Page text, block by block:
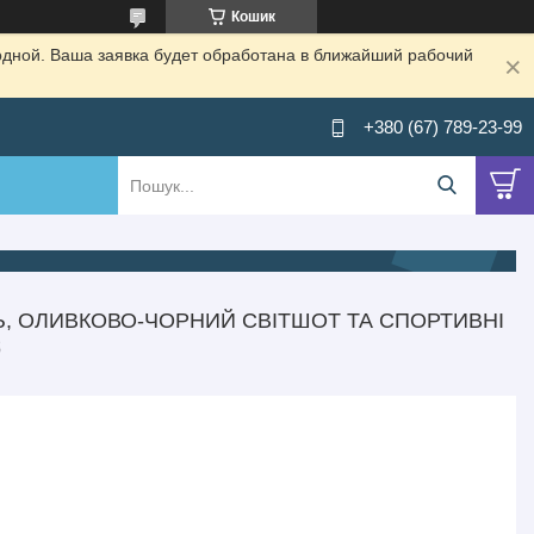
Кошик
Ваша заявка будет обработана в ближайший рабочий
+380 (67) 789-23-99
ОЛИВКОВО-ЧОРНИЙ СВІТШОТ ТА СПОРТИВНІ